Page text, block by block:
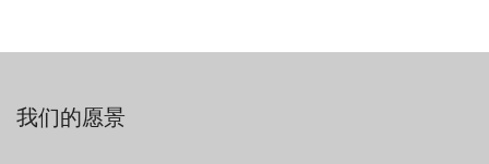
我们的愿景